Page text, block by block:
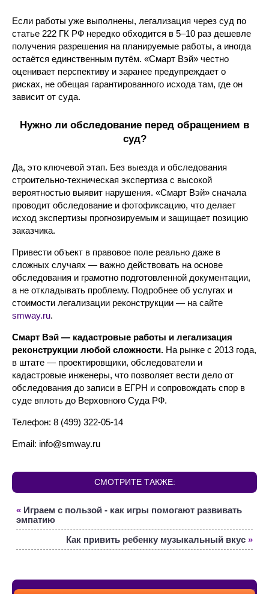
Если работы уже выполнены, легализация через суд по
статье 222 ГК РФ нередко обходится в 5–10 раз дешевле
получения разрешения на планируемые работы, а иногда
остаётся единственным путём. «Смарт Вэй» честно
оценивает перспективу и заранее предупреждает о
рисках, не обещая гарантированного исхода там, где он
зависит от суда.
Нужно ли обследование перед обращением в
суд?
Да, это ключевой этап. Без выезда и обследования
строительно-техническая экспертиза с высокой
вероятностью выявит нарушения. «Смарт Вэй» сначала
проводит обследование и фотофиксацию, что делает
исход экспертизы прогнозируемым и защищает позицию
заказчика.
Привести объект в правовое поле реально даже в
сложных случаях — важно действовать на основе
обследования и грамотно подготовленной документации,
а не откладывать проблему. Подробнее об услугах и
стоимости легализации реконструкции — на сайте
smway.ru.
Смарт Вэй — кадастровые работы и легализация
реконструкции любой сложности. На рынке с 2013 года,
в штате — проектировщики, обследователи и
кадастровые инженеры, что позволяет вести дело от
обследования до записи в ЕГРН и сопровождать спор в
суде вплоть до Верховного Суда РФ.
Телефон: 8 (499) 322-05-14
Email: info@smway.ru
СМОТРИТЕ ТАКЖЕ:
« Играем с пользой - как игры помогают развивать
эмпатию
Как привить ребенку музыкальный вкус »